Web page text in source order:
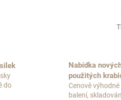
do
Nabídka
použitých
Cenově
balení,